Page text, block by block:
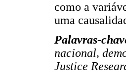
como a
uma
Palavras-
nacional,
Justice